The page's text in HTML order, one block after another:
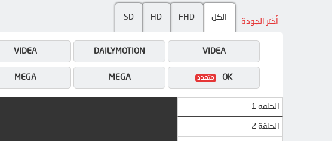
أختر الجودة الكل FHD
HD
SD
MEGA
MEGA
VIDEA
DAILYMOTION
OK
VIDEA
الحلقة 1
الحلقة 2